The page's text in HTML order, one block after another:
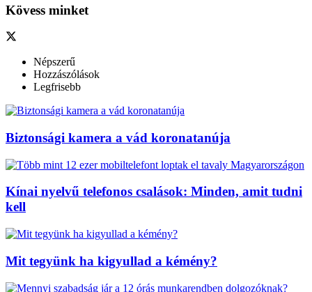
Kövess minket
Népszerű
Hozzászólások
Legfrisebb
Biztonsági kamera a vád koronatanúja
Kínai nyelvű telefonos csalások: Minden, amit tudni
kell
Mit tegyünk ha kigyullad a kémény?